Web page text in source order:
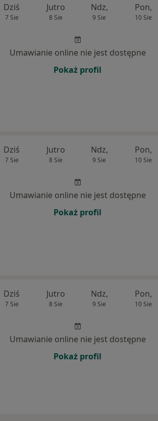
Dziś
7 Sie
Jutro
8 Sie
Ndz,
9 Sie
Pon,
10 Sie
Umawianie online nie jest dostępne
Pokaż profil
Dziś
7 Sie
Jutro
8 Sie
Ndz,
9 Sie
Pon,
10 Sie
Umawianie online nie jest dostępne
Pokaż profil
Dziś
7 Sie
Jutro
8 Sie
Ndz,
9 Sie
Pon,
10 Sie
Umawianie online nie jest dostępne
Pokaż profil